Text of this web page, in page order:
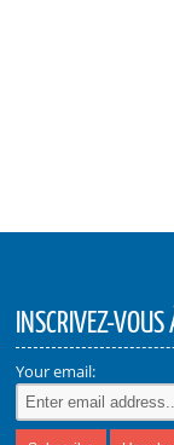
INSCRIVEZ-
Your email: